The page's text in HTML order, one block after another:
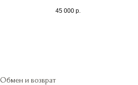
45 000 р.
Обмен и возврат